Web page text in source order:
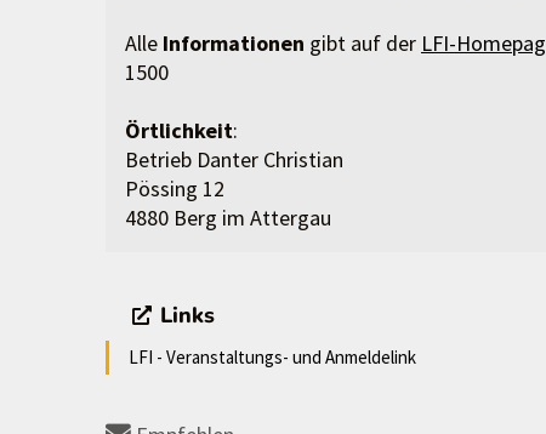
Alle Informationen gibt auf der LFI-Homepag
1500
Örtlichkeit:
Betrieb Danter Christian
Pössing 12
4880 Berg im Attergau
Links
LFI - Veranstaltungs- und Anmeldelink